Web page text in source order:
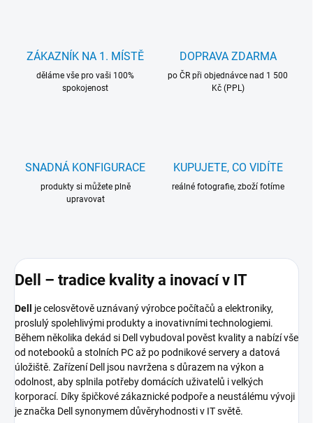
ZÁKAZNÍK NA 1. MÍSTĚ
děláme vše pro vaši 100%
spokojenost
DOPRAVA ZDARMA
po ČR při objednávce nad 1 500
Kč (PPL)
SNADNÁ KONFIGURACE
produkty si můžete plně
upravovat
KUPUJETE, CO VIDÍTE
reálné fotografie, zboží fotíme
Dell – tradice kvality a inovací v IT
Dell
je celosvětově uznávaný výrobce počítačů a elektroniky,
proslulý spolehlivými produkty a inovativními technologiemi.
Během několika dekád si Dell vybudoval pověst kvality a nabízí vše
od notebooků a stolních PC až po podnikové servery a datová
úložiště. Zařízení Dell jsou navržena s důrazem na výkon a
odolnost, aby splnila potřeby domácích uživatelů i velkých
korporací. Díky špičkové zákaznické podpoře a neustálému vývoji
je značka Dell synonymem důvěryhodnosti v IT světě.